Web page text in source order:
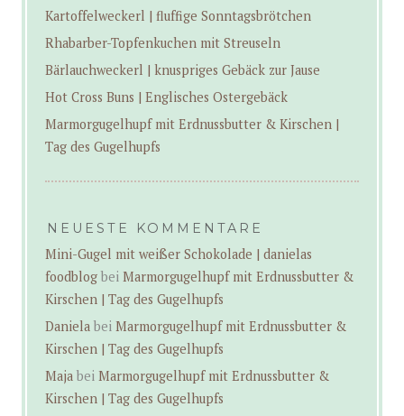
Kartoffelweckerl | fluffige Sonntagsbrötchen
Rhabarber-Topfenkuchen mit Streuseln
Bärlauchweckerl | knuspriges Gebäck zur Jause
Hot Cross Buns | Englisches Ostergebäck
Marmorgugelhupf mit Erdnussbutter & Kirschen |
Tag des Gugelhupfs
NEUESTE KOMMENTARE
Mini-Gugel mit weißer Schokolade | danielas
foodblogbei Marmorgugelhupf mit Erdnussbutter &
Kirschen | Tag des Gugelhupfs
Danielabei Marmorgugelhupf mit Erdnussbutter &
Kirschen | Tag des Gugelhupfs
Majabei Marmorgugelhupf mit Erdnussbutter &
Kirschen | Tag des Gugelhupfs